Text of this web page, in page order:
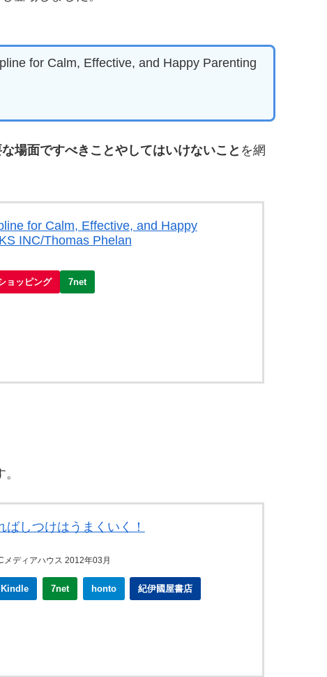
for Calm, Effective, and Happy Parenting
場面ですべきことやしてはいけないこと を網
for Calm, Effective, and Happy
INC/Thomas Phelan
ョッピング 7net
ばしつけはうまくいく！
メディアハウス 2012年03月
Kindle 7net honto 紀伊國屋書店